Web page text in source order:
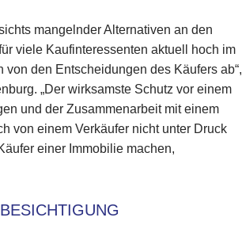
mangelnder Alternativen an den
viele Kaufinteressenten aktuell hoch im
den Entscheidungen des Käufers ab“,
„Der wirksamste Schutz vor einem
und der Zusammenarbeit mit einem
von einem Verkäufer nicht unter Druck
einer Immobilie machen,